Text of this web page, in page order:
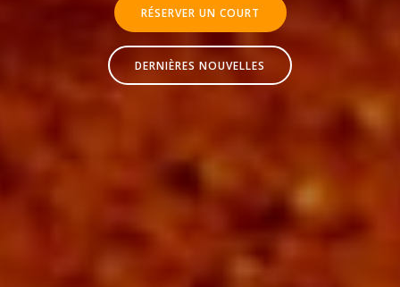
RÉSERVER UN COURT
DERNIÈRES NOUVELLES